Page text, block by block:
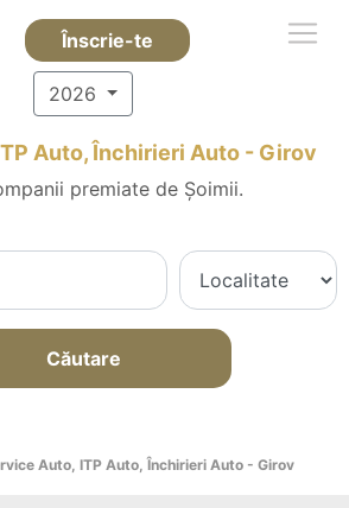
Înscrie-te
2026
Auto, Închirieri Auto - Girov
premiate de Șoimii.
Căutare
Auto, ITP Auto, Închirieri Auto - Girov